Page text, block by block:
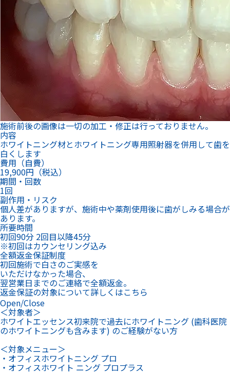
施術前後の画像は一切の加工・修正は行っておりません。
内容
ホワイトニング材とホワイトニング専用照射器を併用して歯を
白くします
費用（自費）
19,900円（税込）
期間・回数
1回
副作用・リスク
個人差がありますが、施術中や薬剤使用後に歯がしみる場合が
あります。
所要時間
初回90分 2回目以降45分
※初回はカウンセリング込み
全額返金保証制度
初回施術で白さのご実感を
いただけなかった場合、
翌営業日までのご連絡で全額返金。
返金保証の対象について詳しくはこちら
Open/Close
＜対象者＞
ホワイトエッセンス初来院で過去にホワイトニング (歯科医院
のホワイトニングも含みます) のご経験がない方
＜対象メニュー＞
・オフィスホワイトニング プロ
・オフィスホワイト ニング プロプラス